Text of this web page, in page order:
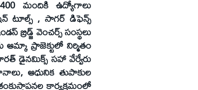
మందికి ఉద్యోగాలు
టూల్స్ , సాగర్ డిఫెన్స్
బ్రిడ్జ్ వెంచర్స్ సంస్థలు
ప్రాజెక్టులో నిర్మితం
డైనమిక్స్ సహా వేర్వేరు
ఆధునిక తుపాకుల
కార్యక్రమంలో